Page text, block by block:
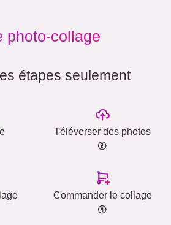
photo-collage
étapes seulement
Téléverser des photos
Commander le collage